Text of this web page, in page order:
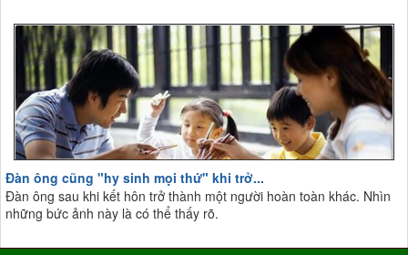
Đàn ông cũng "hy sinh mọi thứ" khi trở...
Đàn ông sau khi kết hôn trở thành một người hoàn toàn khác. Nhìn
những bức ảnh này là có thể thấy rõ.